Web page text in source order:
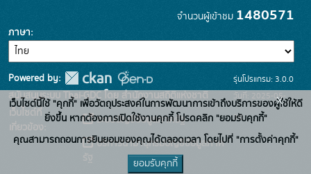
จำนวนผู้เข้าชม 1480571
ภาษา
Powered by:
สนับสนุนระบบ Thai-GDC โดย สำนักงานสถิติแห่งชาติ
เว็บไซต์ที่
เกี่ยวข้อง:
ระบบบัญชีข้อมูลภาครัฐ
บริการนามานุกรมบัญชีข้อมูลภาค
รุ่นโปรแกรม: 3.0.0
วันที่: 2025-05-
30
เว็บไซต์นี้ใช้ "คุกกี้" เพื่อวัตถุประสงค์ในการพัฒนาการเข้าถึงบริการของผู้ใช้ให้ดี
ยิ่งขึ้น หากต้องการเปิดใช้งานคุกกี้ โปรดคลิก "ยอมรับคุกกี้"
คุณสามารถถอนการยินยอมของคุณได้ตลอดเวลา โดยไปที่ "การตั้งค่าคุกกี้"
ยอมรับคุกกี้
x